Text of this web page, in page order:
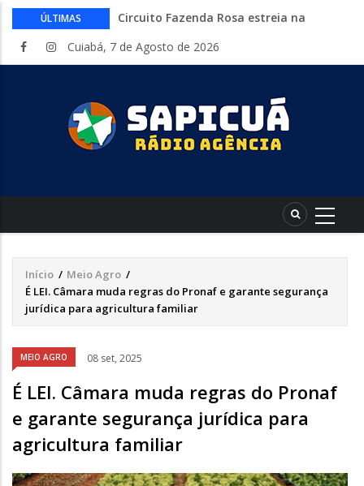
ÚLTIMAS
Circuito Fazenda Rosa estreia na
atividades do agronegócio
sexta-feira
Começa nesta sexta-feira em Cuiabá o
Mato Grosso AgroFestival, com rodeio e
crimes digitais contra menores
CAIXA e iFood facilitam financiamento
entregadores
Cuiabá, 7 de Agosto de 2026
Trilha
de
Início / Meio Agro /
É LEI. Câmara muda regras do Pronaf e garante segurança
jurídica para agricultura familiar
MEIO AGRO 08 set, 2025
É LEI. Câmara muda regras do Pronaf
e garante segurança jurídica para
agricultura familiar
Áudio